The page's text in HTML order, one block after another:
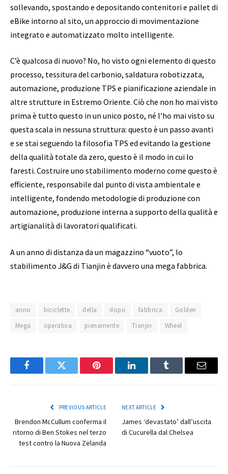
sollevando, spostando e depositando contenitori e pallet di
eBike intorno al sito, un approccio di movimentazione
integrato e automatizzato molto intelligente.
C’è qualcosa di nuovo? No, ho visto ogni elemento di questo
processo, tessitura del carbonio, saldatura robotizzata,
automazione, produzione TPS e pianificazione aziendale in
altre strutture in Estremo Oriente. Ciò che non ho mai visto
prima è tutto questo in un unico posto, né l’ho mai visto su
questa scala in nessuna struttura: questo è un passo avanti
e se stai seguendo la filosofia TPS ed evitando la gestione
della qualità totale da zero, questo è il modo in cui lo
faresti. Costruire uno stabilimento moderno come questo è
efficiente, responsabile dal punto di vista ambientale e
intelligente, fondendo metodologie di produzione con
automazione, produzione interna a supporto della qualità e
artigianalità di lavoratori qualificati.
A un anno di distanza da un magazzino “vuoto”, lo
stabilimento J&G di Tianjin è davvero una mega fabbrica.
anno biciclette della dopo fabbrica
Golden
Mega
operativa pienamente Tianjin Wheel
FacebookTwitter Pinterest LinkedInTumblr Email
PREVIOUS ARTICLE
Brendon McCullum conferma il
ritorno di Ben Stokes nel terzo
test contro la Nuova Zelanda
NEXT ARTICLE
James ‘devastato’ dall’uscita
di Cucurella dal Chelsea